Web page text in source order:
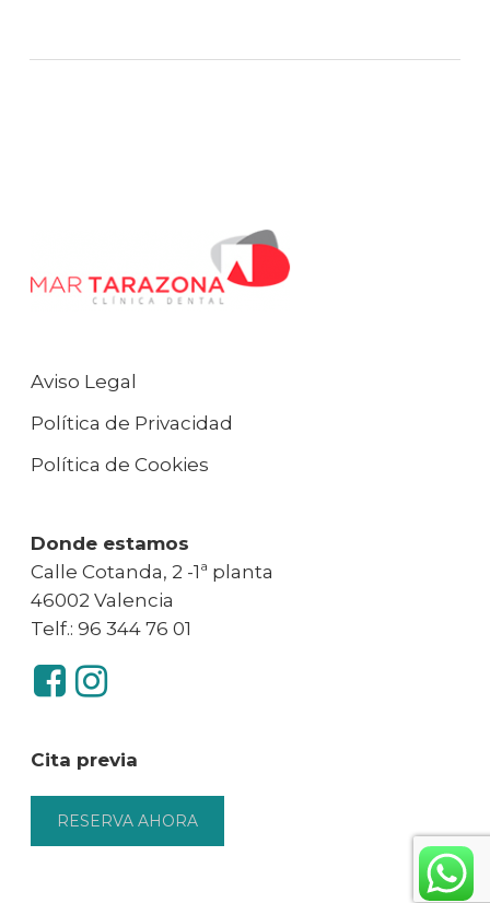
Aviso Legal
Política de Privacidad
Política de Cookies
Donde estamos
Calle Cotanda, 2 -1ª planta
46002 Valencia
Telf.: 96 344 76 01
Cita previa
RESERVA AHORA